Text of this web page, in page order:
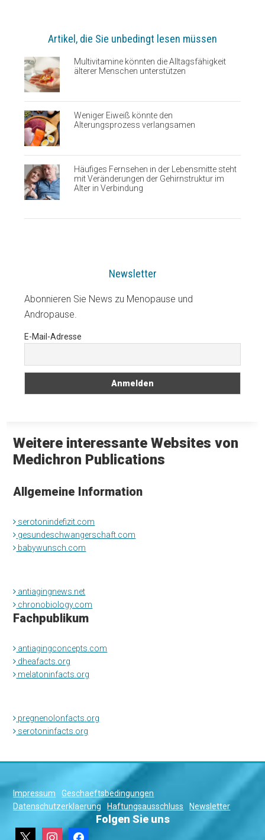
Artikel, die Sie unbedingt lesen müssen
Multivitamine könnten die Alltagsfähigkeit
älterer Menschen unterstützen
Weniger Eiweiß könnte den
Alterungsprozess verlangsamen
Häufiges Fernsehen in der Lebensmitte steht
mit Veränderungen der Gehirnstruktur im
Alter in Verbindung
Newsletter
Abonnieren Sie News zu Menopause und
Andropause.
E-Mail-Adresse
Weitere interessante Websites von
Medichron Publications
Allgemeine Information
serotonindefizit.com
gesundeschwangerschaft.com
babywunsch.com
antiagingnews.net
chronobiology.com
Fachpublikum
antiagingconcepts.com
dheafacts.org
melatoninfacts.org
pregnenolonfacts.org
serotoninfacts.org
Impressum
Geschaeftsbedingungen
Datenschutzerklaerung
Haftungsausschluss Newsletter
Folgen Sie uns
instagramfacebook